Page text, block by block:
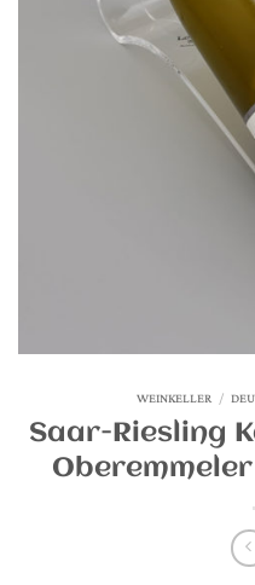
WEINKELLER /
Saar-Riesling